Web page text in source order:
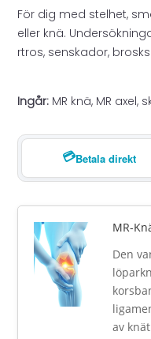
19
800 kr.
För dig med stelhet,
eller knä.
rtros, senskador,
Ingår: MR knä, MR
💳Betala direkt
MR-
Den
av